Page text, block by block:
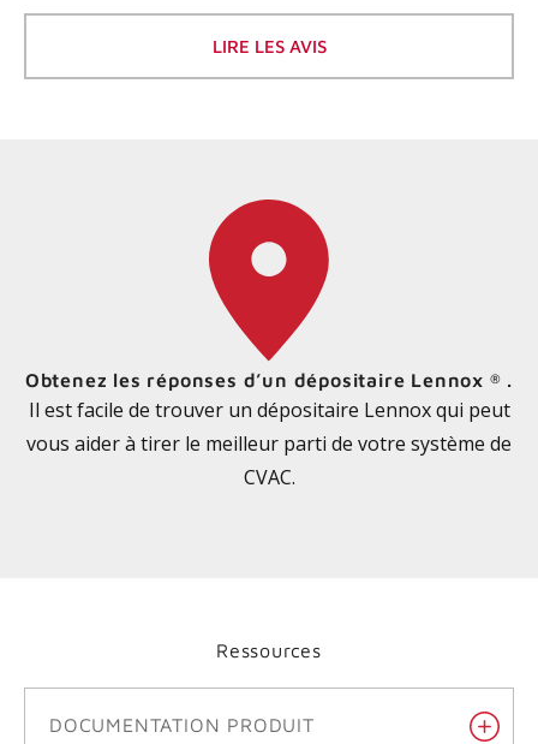
LIRE LES AVIS
Obtenez les réponses d’un dépositaire Lennox ® .
Il est facile de trouver un dépositaire Lennox qui peut
vous aider à tirer le meilleur parti de votre système de
CVAC.
Ressources
DOCUMENTATION PRODUIT